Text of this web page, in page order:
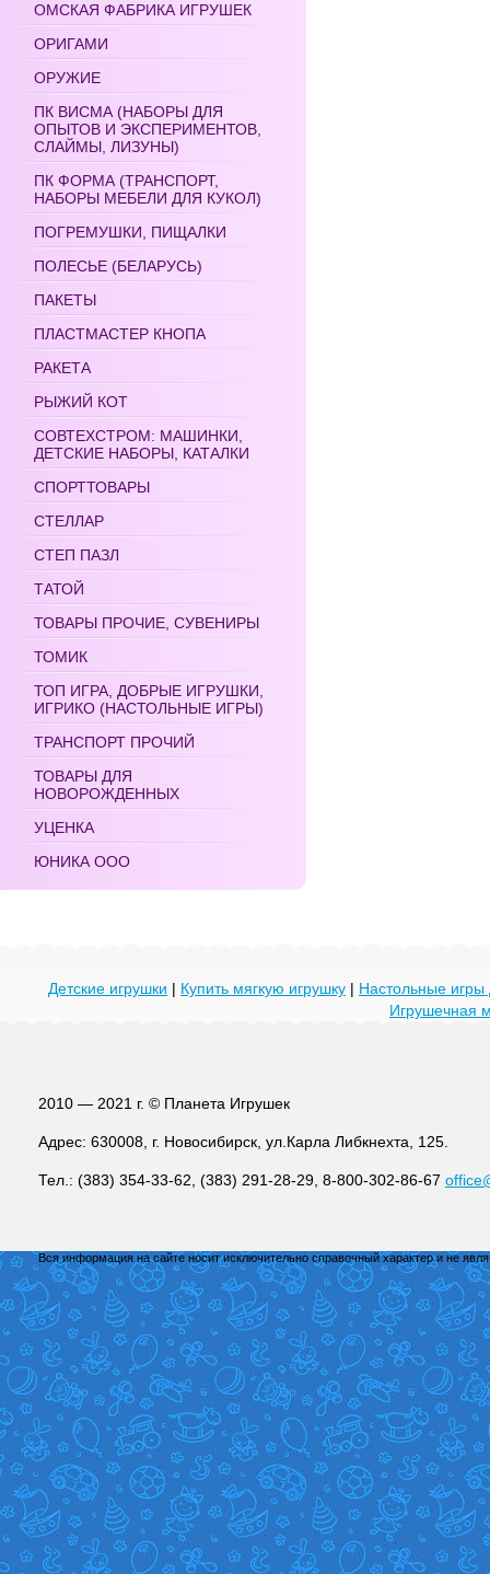
ОМСКАЯ ФАБРИКА ИГРУШЕК
ОРИГАМИ
ОРУЖИЕ
ПК ВИСМА (НАБОРЫ ДЛЯ
ОПЫТОВ И ЭКСПЕРИМЕНТОВ,
СЛАЙМЫ, ЛИЗУНЫ)
ПК ФОРМА (ТРАНСПОРТ,
НАБОРЫ МЕБЕЛИ ДЛЯ КУКОЛ)
ПОГРЕМУШКИ, ПИЩАЛКИ
ПОЛЕСЬЕ (БЕЛАРУСЬ)
ПАКЕТЫ
ПЛАСТМАСТЕР КНОПА
РАКЕТА
РЫЖИЙ КОТ
СОВТЕХСТРОМ: МАШИНКИ,
ДЕТСКИЕ НАБОРЫ, КАТАЛКИ
СПОРТТОВАРЫ
СТЕЛЛАР
СТЕП ПАЗЛ
ТАТОЙ
ТОВАРЫ ПРОЧИЕ, СУВЕНИРЫ
ТОМИК
ТОП ИГРА, ДОБРЫЕ ИГРУШКИ,
ИГРИКО (НАСТОЛЬНЫЕ ИГРЫ)
ТРАНСПОРТ ПРОЧИЙ
ТОВАРЫ ДЛЯ
НОВОРОЖДЕННЫХ
УЦЕНКА
ЮНИКА ООО
Детские игрушки | Купить мягкую игрушку | Настольные игры
Игрушечная
2010 — 2021 г. © Планета Игрушек
Адрес: 630008, г. Новосибирск, ул.Карла Либкнехта, 125.
Тел.: (383) 354-33-62, (383) 291-28-29, 8-800-302-86-67
Вся информация на сайте носит исключительно справочный характер и не